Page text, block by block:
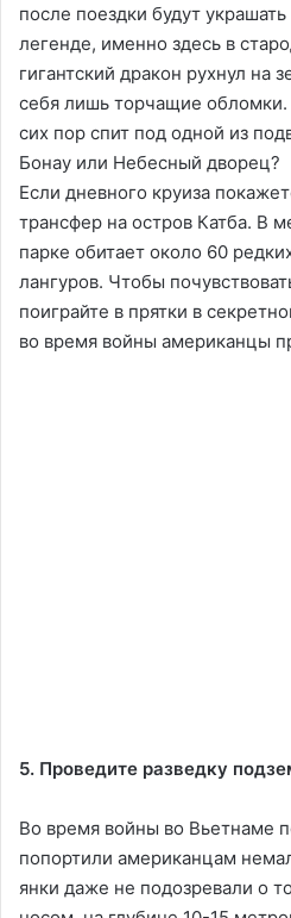
после поездки будут
легенде, именно здесь в
гигантский дракон рухнул на
себя лишь торчащие обломки.
сих пор спит под одной из
Бонау или Небесный дворец?
Если дневного круиза
трансфер на остров Катба. В
парке обитает около 60
лангуров. Чтобы
поиграйте в прятки в
во время войны американцы
5. Проведите разведку
Во время войны во Вьетнаме
попортили американцам
янки даже не подозревали о